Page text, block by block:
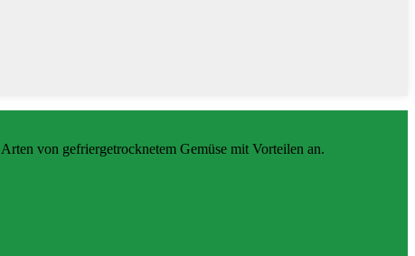
von gefriergetrocknetem Gemüse mit Vorteilen an.